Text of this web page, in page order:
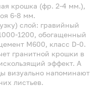
крошка (фр. 2-4 мм.),
6-8 мм.
слой: гравийный
1200, обогащенный
М600, класс D-0.
гранитной крошки в
эффект. А
визуально напоминают
листьев.